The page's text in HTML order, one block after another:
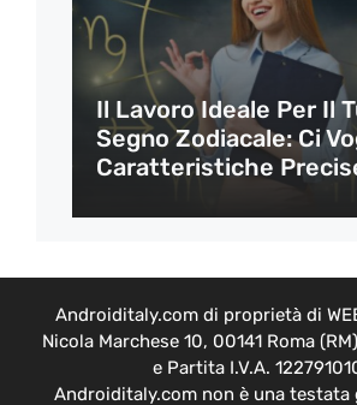
Il Lavoro Ideale Per Il
Segno Zodiacale: Ci
Caratteristiche
Androiditaly.com di proprietà di
Nicola Marchese 10, 00141 Roma
e Partita I.V.A.
Androiditaly.com non è una testata